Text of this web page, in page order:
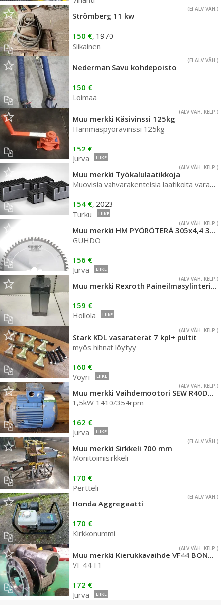
(EI ALV VÄH.)
Strömberg 11 kw
150 €, 1970
Siikainen
(EI ALV VÄH.)
Nederman Savu kohdepoisto
150 €
Loimaa
(ALV VÄH. KELP.)
Muu merkki Käsivinssi 125kg
Hammaspyörävinssi 125kg
152 €
Jurva
LIIKE
(ALV VÄH. KELP.)
Muu merkki Työkalulaatikkoja
Muovisia vahvarakenteisia laatikoita varastossa 600mm ja 1000 mm
154 €, 2023
Turku
LIIKE
(ALV VÄH. KELP.)
Muu merkki HM PYÖRÖTERÄ 305x4,4 3,0x80 Z54
GUHDO
156 €
Jurva
LIIKE
(ALV VÄH. KELP.)
Muu merkki Rexroth Paineilmasylinteri 160 mm
159 €
Hollola
LIIKE
(ALV VÄH. KELP.)
Stark KDL vasaraterät 7 kpl+ pultit
myös hihnat löytyy
160 €
Vöyri
LIIKE
(ALV VÄH. KELP.)
Muu merkki Vaihdemootori SEW R40DT90L4
1,5kW 1410/354rpm
162 €
Jurva
LIIKE
(EI ALV VÄH.)
Muu merkki Sirkkeli 700 mm
Monitoimisirkkeli
170 €
Pertteli
(EI ALV VÄH.)
Honda Aggregaatti
170 €
Kirkkonummi
(ALV VÄH. KELP.)
Muu merkki Kierukkavaihde VF44 BONFIGLIOLI
VF 44 F1
172 €
Jurva
LIIKE